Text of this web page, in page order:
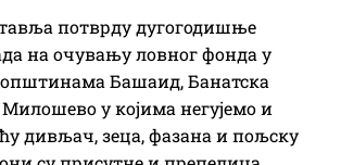
потврду дугогодишње
на очувању ловног фонда у
Башаид, Банатска
у којима негујемо и
дивљач, зеца, фазана и пољску